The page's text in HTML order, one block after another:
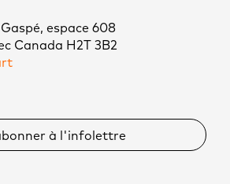
espace 608
Canada H2T 3B2
à l'infolettre